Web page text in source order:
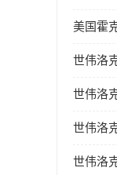
美国霍
世伟洛
世伟洛
世伟洛
世伟洛